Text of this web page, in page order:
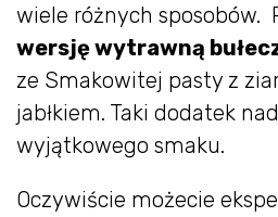
wiele różnych sposobów.
wersję wytrawną
ze Smakowitej pasty z
jabłkiem. Taki dodatek
wyjątkowego smaku.
Oczywiście możecie